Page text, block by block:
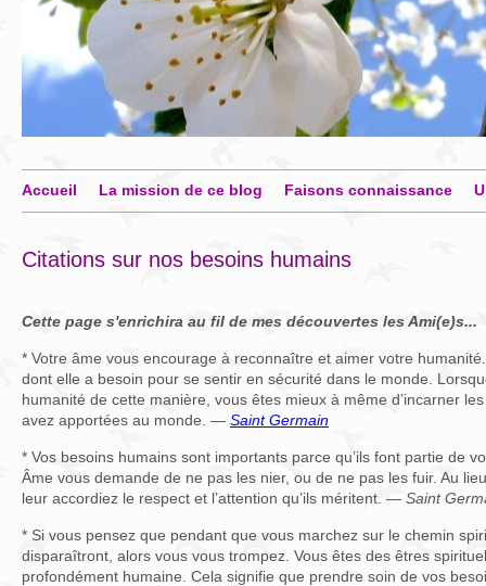
Accueil La mission de ce blog Faisons connaissance
Citations sur nos besoins humains
Cette page s'enrichira au fil de mes découvertes les Ami(e)s...
* Votre âme vous encourage à reconnaître et aimer votre
dont elle a besoin pour se sentir en sécurité dans le monde.
humanité de cette manière, vous êtes mieux à même d’incarner
avez apportées au monde. — Saint Germain
* Vos besoins humains sont importants parce qu’ils font partie de
Âme vous demande de ne pas les nier, ou de ne pas les fuir. Au
leur accordiez le respect et l’attention qu’ils méritent. — Saint
* Si vous pensez que pendant que vous marchez sur le chemin
disparaîtront, alors vous vous trompez. Vous êtes des êtres
profondément humaine. Cela signifie que prendre soin de vos